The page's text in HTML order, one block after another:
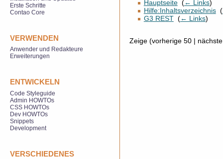
Hauptseite‎ (← Links)
Hilfe:Inhaltsverzeichnis‎ (
G3 REST‎ (← Links)
Zeige (vorherige 50 |
Erste Schritte
Contao Core
VERWENDEN
Anwender und Redakteure
Erweiterungen
ENTWICKELN
Code Styleguide
Admin HOWTOs
CSS HOWTOs
Dev HOWTOs
Snippets
Development
VERSCHIEDENES